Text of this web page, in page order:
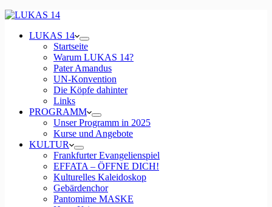
LUKAS 14
Startseite
Warum LUKAS 14?
Pater Amandus
UN-Konvention
Die Köpfe dahinter
Links
PROGRAMM
Unser Programm in 2025
Kurse und Angebote
KULTUR
Frankfurter Evangelienspiel
EFFATA – ÖFFNE DICH!
Kulturelles Kaleidoskop
Gebärdenchor
Pantomime MASKE